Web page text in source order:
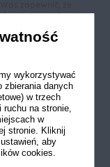
korzystali z
wykorzystywać
zbierania danych
w trzech
ruchu na stronie,
w
stronie. Kliknij
aby
cookies.